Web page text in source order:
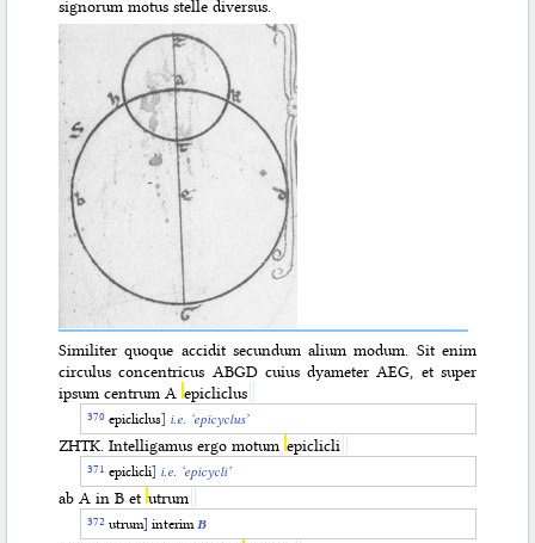
signorum motus stelle diversus.
Similiter quoque accidit secundum alium modum. Sit enim
circulus concentricus ABGD cuius dyameter AEG, et super
ipsum centrum A epicliclus
epicliclus] i.e. ‘epicyclus’
ZHTK. Intelligamus ergo motum epiclicli
epiclicli] i.e. ‘epicycli’
ab A in B et utrum
utrum] interimB